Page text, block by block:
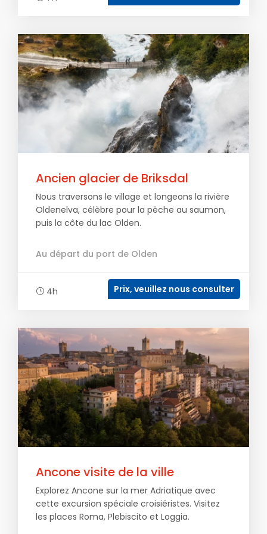
Ancien glacier de Briksdal
Nous traversons le village et longeons la rivière
Oldenelva, célèbre pour la pêche au saumon,
puis la côte du lac Olden.
Au départ du port de Olden
4h Prix, veuillez nous consulter
Ancone visite de la ville
Explorez Ancone sur la mer Adriatique avec
cette excursion spéciale croisiéristes. Visitez
les places Roma, Plebiscito et Loggia.